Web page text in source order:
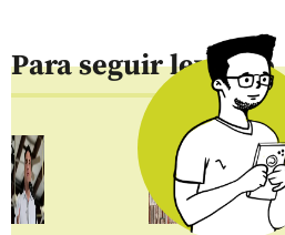
Para seguir leyendo